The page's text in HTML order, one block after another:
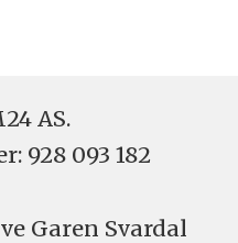
AS.
928 093 182
Garen Svardal